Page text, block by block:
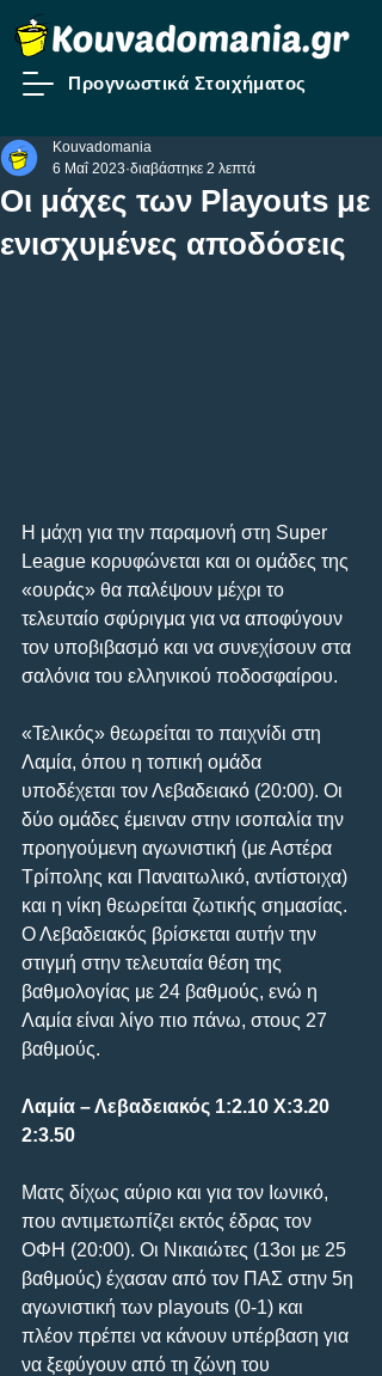
Προγνωστικά Στοιχήματος
Oι μάχες των Playouts με
ενισχυμένες αποδόσεις
Kouvadomania
6 Μαΐ 2023 διαβάστηκε 2 λεπτά
Η μάχη για την παραμονή στη Super
League κορυφώνεται και οι ομάδες της
«ουράς» θα παλέψουν μέχρι το
τελευταίο σφύριγμα για να αποφύγουν
τον υποβιβασμό και να συνεχίσουν στα
σαλόνια του ελληνικού ποδοσφαίρου.
«Τελικός» θεωρείται το παιχνίδι στη
Λαμία, όπου η τοπική ομάδα
υποδέχεται τον Λεβαδειακό (20:00). Οι
δύο ομάδες έμειναν στην ισοπαλία την
προηγούμενη αγωνιστική (με Αστέρα
Τρίπολης και Παναιτωλικό, αντίστοιχα)
και η νίκη θεωρείται ζωτικής σημασίας.
Ο Λεβαδειακός βρίσκεται αυτήν την
στιγμή στην τελευταία θέση της
βαθμολογίας με 24 βαθμούς, ενώ η
Λαμία είναι λίγο πιο πάνω, στους 27
βαθμούς.
Λαμία – Λεβαδειακός 1:2.10 Χ:3.20
2:3.50
Ματς δίχως αύριο και για τον Ιωνικό,
που αντιμετωπίζει εκτός έδρας τον
ΟΦΗ (20:00). Οι Νικαιώτες (13οι με 25
βαθμούς) έχασαν από τον ΠΑΣ στην 5η
αγωνιστική των playouts (0-1) και
πλέον πρέπει να κάνουν υπέρβαση για
να ξεφύγουν από τη ζώνη του